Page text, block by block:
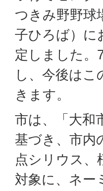
つきみ野野球
子ひろば）に
定しました。
し、今後はこ
きます。
市は、「大和
基づき、市内
点シリウス、
対象に、ネー